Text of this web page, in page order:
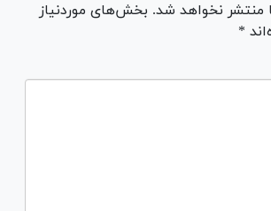
منتشر نخواهد شد. بخش‌های موردنیاز
*